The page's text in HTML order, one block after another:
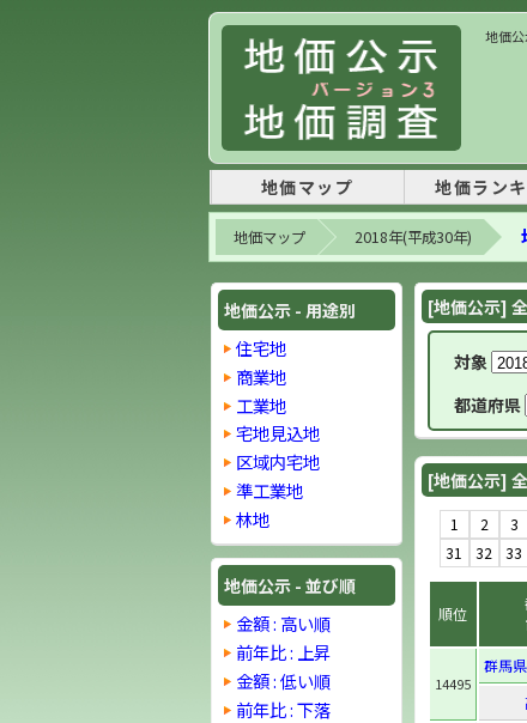
地価
地価マップ 地価ラン
地価マップ 2018年(平成30年)
地価公示 - 用途別
住宅地
商業地
工業地
宅地見込地
区域内宅地
準工業地
林地
地価公示 - 並び順
金額 : 高い順
前年比 : 上昇
金額 : 低い順
前年比 : 下落
[地価公示]
対象
都道府県
[地価公示]
1 2 3
31
32 33
順位
14495
群馬県